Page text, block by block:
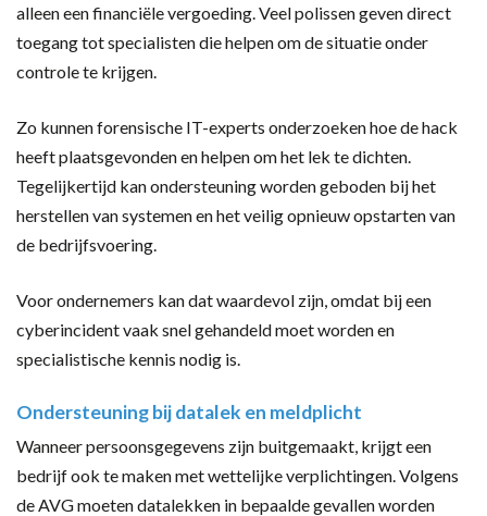
alleen een financiële vergoeding. Veel polissen geven direct
toegang tot specialisten die helpen om de situatie onder
controle te krijgen.
Zo kunnen forensische IT-experts onderzoeken hoe de hack
heeft plaatsgevonden en helpen om het lek te dichten.
Tegelijkertijd kan ondersteuning worden geboden bij het
herstellen van systemen en het veilig opnieuw opstarten van
de bedrijfsvoering.
Voor ondernemers kan dat waardevol zijn, omdat bij een
cyberincident vaak snel gehandeld moet worden en
specialistische kennis nodig is.
Ondersteuning bij datalek en meldplicht
Wanneer persoonsgegevens zijn buitgemaakt, krijgt een
bedrijf ook te maken met wettelijke verplichtingen. Volgens
de AVG moeten datalekken in bepaalde gevallen worden